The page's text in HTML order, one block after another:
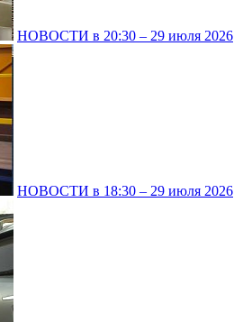
НОВОСТИ в 20:30 – 29 июля 2026
НОВОСТИ в 18:30 – 29 июля 2026